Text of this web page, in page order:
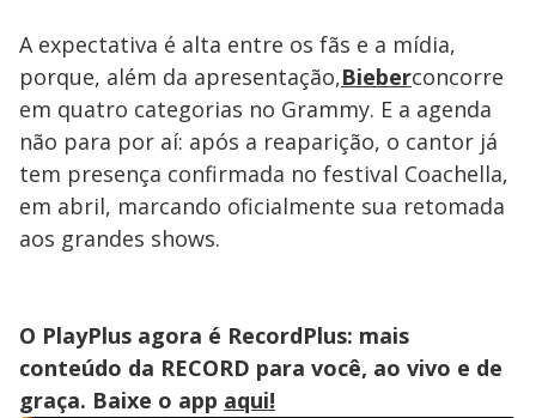
A expectativa é alta entre os fãs e a mídia,
porque, além da apresentação,Bieberconcorre
em quatro categorias no Grammy. E a agenda
não para por aí: após a reaparição, o cantor já
tem presença confirmada no festival Coachella,
em abril, marcando oficialmente sua retomada
aos grandes shows.
O PlayPlus agora é RecordPlus: mais
conteúdo da RECORD para você, ao vivo e de
graça. Baixe o app aqui!